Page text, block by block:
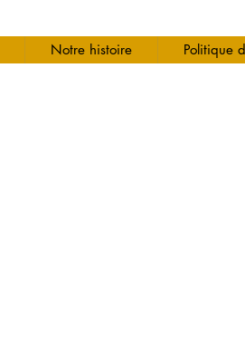
Notre histoire Politique